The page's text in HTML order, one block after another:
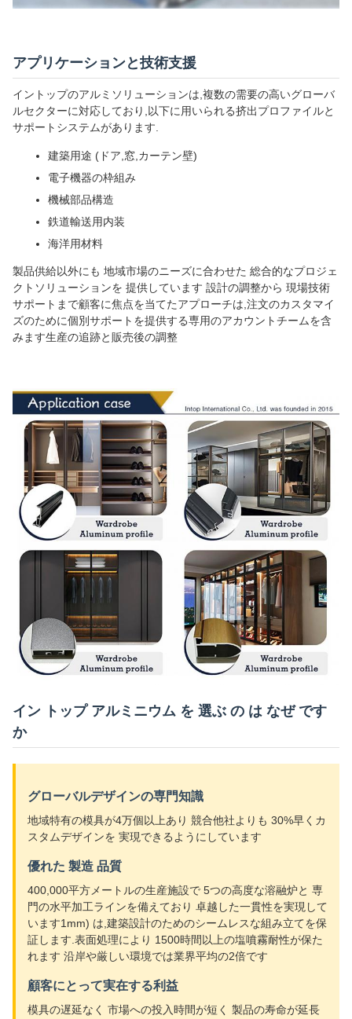
アプリケーションと技術支援
イントップのアルミソリューションは,複数の需要の高いグローバ
ルセクターに対応しており,以下に用いられる挤出プロファイルと
サポートシステムがあります.
建築用途 (ドア,窓,カーテン壁)
電子機器の枠組み
機械部品構造
鉄道輸送用内装
海洋用材料
製品供給以外にも 地域市場のニーズに合わせた 総合的なプロジェ
クトソリューションを 提供しています 設計の調整から 現場技術
サポートまで顧客に焦点を当てたアプローチは,注文のカスタマイ
ズのために個別サポートを提供する専用のアカウントチームを含
みます生産の追跡と販売後の調整
イン トップ アルミニウム を 選ぶ の は なぜ です
か
グローバルデザインの専門知識
地域特有の模具が4万個以上あり 競合他社よりも 30%早くカ
スタムデザインを 実現できるようにしています
優れた 製造 品質
400,000平方メートルの生産施設で 5つの高度な溶融炉と 専
門の水平加工ラインを備えており 卓越した一貫性を実現して
います1mm) は,建築設計のためのシームレスな組み立てを保
証します.表面処理により 1500時間以上の塩噴霧耐性が保た
れます 沿岸や厳しい環境では業界平均の2倍です
顧客にとって実在する利益
模具の遅延なく 市場への投入時間が短く 製品の寿命が延長